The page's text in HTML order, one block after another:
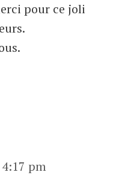
pour ce joli
pm